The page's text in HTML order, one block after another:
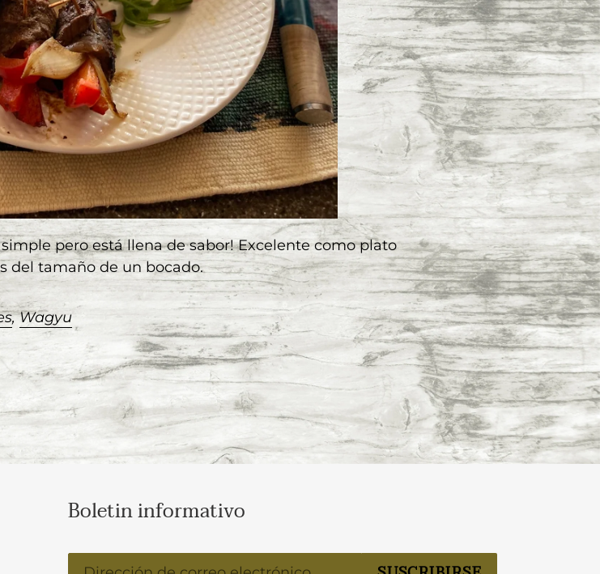
pero está llena de sabor! Excelente como plato
del tamaño de un bocado.
,Wagyu
Boletin informativo